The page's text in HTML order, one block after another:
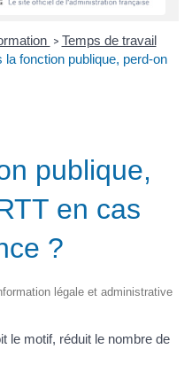
> Temps de travail
la fonction publique, perd-on
publique,
en cas
?
légale et administrative
le motif, réduit le nombre de